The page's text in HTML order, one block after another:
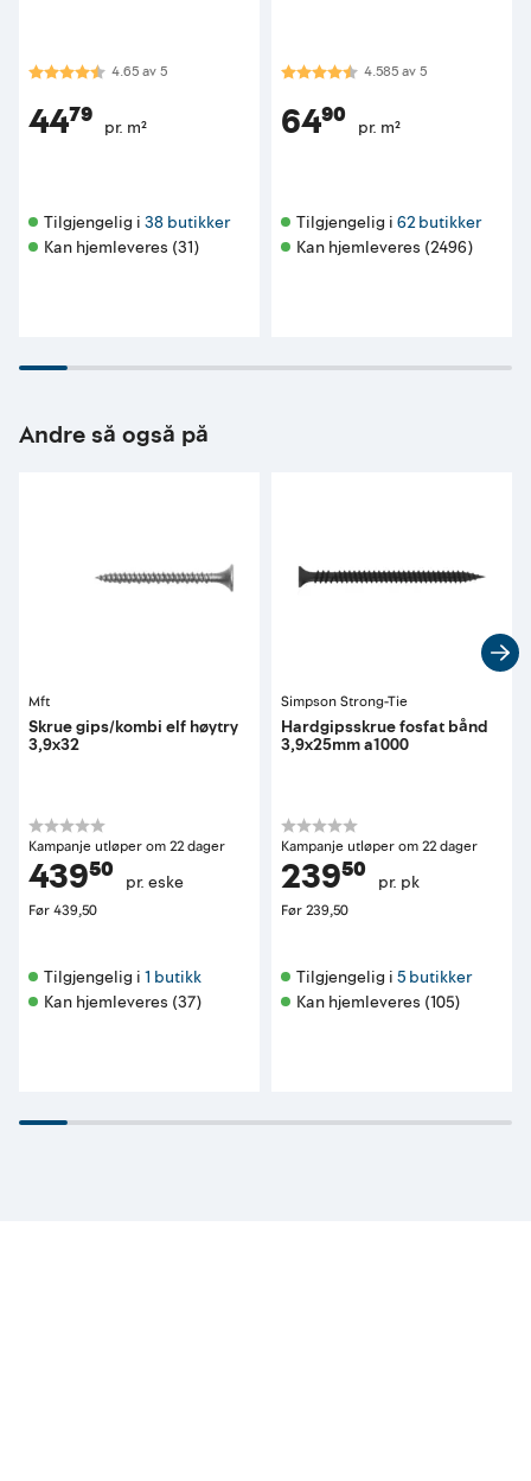
Karakter:4.7 av 5 mulige
4.65av5
44⁷⁹ pr. m²
Tilgjengelig i 38 butikker
Kan hjemleveres (31)
Karakter:4.6 av 5 mulige
4.585av5
64⁹⁰ pr. m²
Tilgjengelig i 62 butikker
Kan hjemleveres (2496)
Andre så også på
Mft
Skrue gips/kombi elf høytry
3,9x32
Kampanje utløper om 22 dager
439⁵⁰ pr. eske
Før439,50
Tilgjengelig i 1 butikk
Kan hjemleveres (37)
Simpson Strong-Tie
Hardgipsskrue fosfat bånd
3,9x25mm a1000
Kampanje utløper om 22 dager
239⁵⁰ pr. pk
Før239,50
Tilgjengelig i 5 butikker
Kan hjemleveres (105)